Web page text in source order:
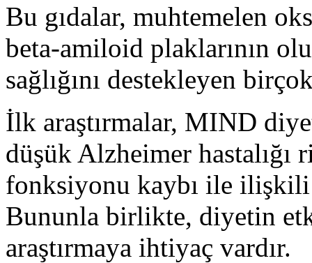
Bu gıdalar, muhtemelen
beta-amiloid plaklarının
sağlığını destekleyen
İlk araştırmalar, MIND
düşük Alzheimer hastalığı
fonksiyonu kaybı ile
Bununla birlikte, diyetin
araştırmaya ihtiyaç vardır.